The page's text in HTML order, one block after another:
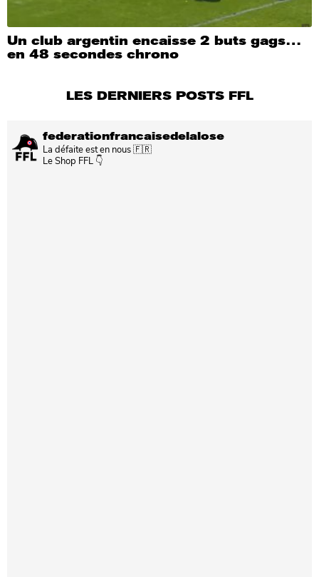
Un club argentin encaisse 2 buts gags…
en 48 secondes chrono
LES DERNIERS POSTS FFL
federationfrancaisedelalose
La défaite est en nous 🇫🇷
Le Shop FFL 👇